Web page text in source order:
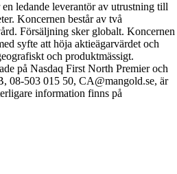
ledande leverantör av utrustning till
Koncernen består av två
Försäljning sker globalt. Koncernen
syfte att höja aktieägarvärdet och
och produktmässigt.
på Nasdaq First North Premier och
08-503 015 50, CA@mangold.se, är
information finns på